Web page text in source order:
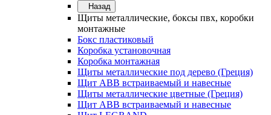
Назад
Щиты металлические, боксы пвх, коробки
монтажные
Бокс пластиковый
Коробка установочная
Коробка монтажная
Щиты металлические под дерево (Греция)
Щит ABB встраиваемый и навесные
Щиты металлические цветные (Греция)
Щит ABB встраиваемый и навесные